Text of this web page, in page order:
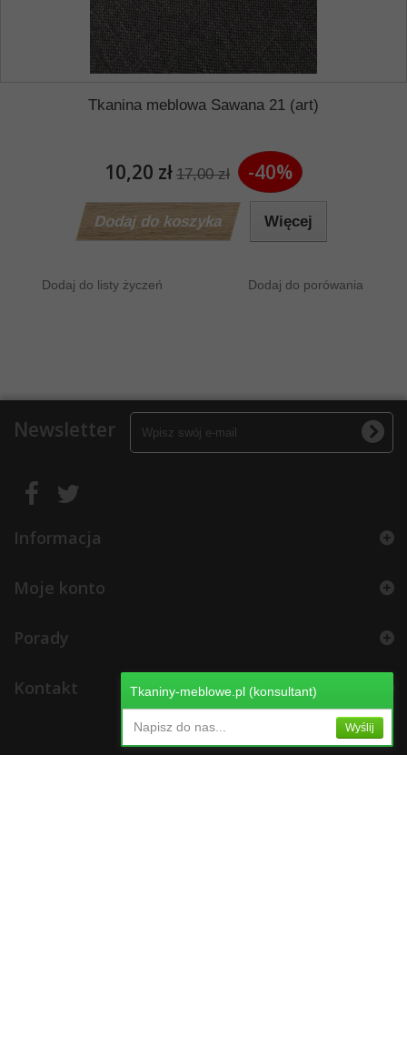
Tkanina meblowa Sawana 21 (art)
10,20 zł 17,00 zł -40%
Dodaj do koszyka Więcej
Dodaj do listy życzeń Dodaj do porówania
Newsletter
Informacja
Moje konto
Porady
Kontakt Tkaniny-meblowe.pl (konsultant)
Napisz do nas... Wyślij